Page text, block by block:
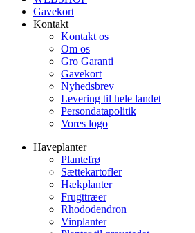
Gavekort
Kontakt
Kontakt os
Om os
Gro Garanti
Gavekort
Nyhedsbrev
Levering til hele landet
Persondatapolitik
Vores logo
Haveplanter
Plantefrø
Sættekartofler
Hækplanter
Frugttræer
Rhododendron
Vinplanter